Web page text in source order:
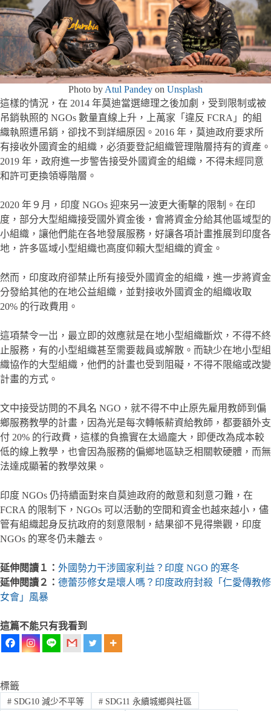
Photo by Atul Pandey on Unsplash
這樣的情況，在 2014 年莫迪當選總理之後加劇，受到限制或被
吊銷執照的 NGOs 數量直線上升，上萬家「違反 FCRA」的組
織執照遭吊銷，卻找不到詳細原因。2016 年，莫迪政府要求所
有接收外國資金的組織，必須要登記組織管理階層持有的資產。
2019 年，政府進一步警告接受外國資金的組織，不得未經同意
和許可更換領導階層。
2020 年９月，印度 NGOs 迎來另一波更大衝擊的限制。在印
度，部分大型組織接受國外資金後，會將資金分給其他區域型的
小組織，讓他們能在各地發展服務，好讓各項計畫推展到印度各
地，許多區域小型組織也高度仰賴大型組織的資金。
然而，印度政府卻禁止所有接受外國資金的組織，進一步將資金
分發給其他的在地公益組織，並對接收外國資金的組織收取
20% 的行政費用。
這項禁令一岀，最立即的效應就是在地小型組織斷炊，不得不終
止服務，有的小型組織甚至需要裁員或解散。而缺少在地小型組
織協作的大型組織，他們的計畫也受到阻礙，不得不限縮或改變
計畫的方式。
文中接受訪問的不具名 NGO，就不得不中止原先雇用教師到偏
鄉服務教學的計畫，因為光是每次轉帳薪資給教師，都要額外支
付 20% 的行政費，這樣的負擔實在太過龐大，即便改為成本較
低的線上教學，也會因為服務的偏鄉地區缺乏相關軟硬體，而無
法達成顯著的教學效果。
印度 NGOs 仍持續面對來自莫迪政府的敵意和刻意刁難，在
FCRA 的限制下，NGOs 可以活動的空間和資金也越來越小，儘
管有組織起身反抗政府的刻意限制，結果卻不見得樂觀，印度
NGOs 的寒冬仍未離去。
延伸閱讀１： 外國勢力干涉國家利益？印度 NGO 的寒冬
延伸閱讀２： 德蕾莎修女是壞人嗎？印度政府封殺「仁愛傳教修
女會」風暴
這篇不能只有我看到
標籤
#SDG10 減少不平等 #SDG11 永續城鄉與社區